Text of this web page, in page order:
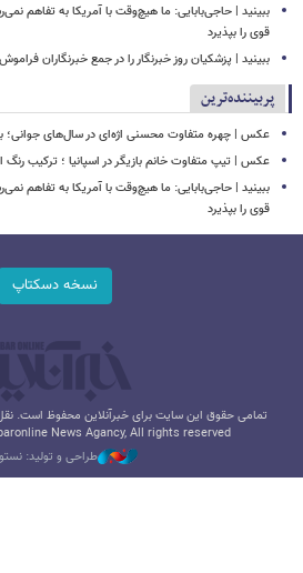
ببینید | حاجی‌بابایی: ما هیچ‌وقت با آمریکا به تفاهم
قوی را بپذیرد
ببینید | پزشکیان روز خبرنگار را در جمع خبرنگاران
پربیننده‌ترین
عکس | چهره متفاوت محسنی اژه‌ای در سال‌های جوانی؛
عکس | تیپ متفاوت خانم بازیگر در اسپانیا ؛ ترکیب رنگ
ببینید | حاجی‌بابایی: ما هیچ‌وقت با آمریکا به تفاهم
قوی را بپذیرد
نسخه دسکتاپ
تمامی حقوق این سایت برای خبرآنلاین محفوظ است.
News Agancy, All rights reserved
طراحی و تولید: